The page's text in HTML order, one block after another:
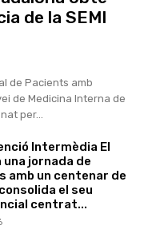
de la SEMI
de Pacients amb
de Medicina Interna de
per...
Intermèdia El
una jornada de
amb un centenar de
el seu
centrat...